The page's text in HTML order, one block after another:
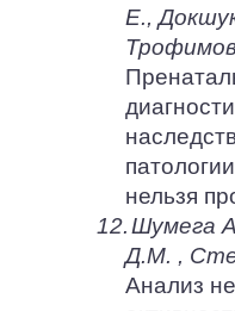
Е.,
нельзя
12.Шумега
Д.М. ,
Анализ